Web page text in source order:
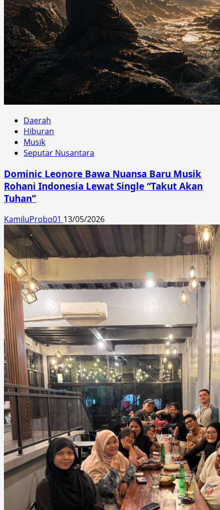
Daerah
Hiburan
Musik
Seputar Nusantara
Dominic Leonore Bawa Nuansa Baru Musik
Rohani Indonesia Lewat Single “Takut Akan
Tuhan”
KamiluProbo01 13/05/2026